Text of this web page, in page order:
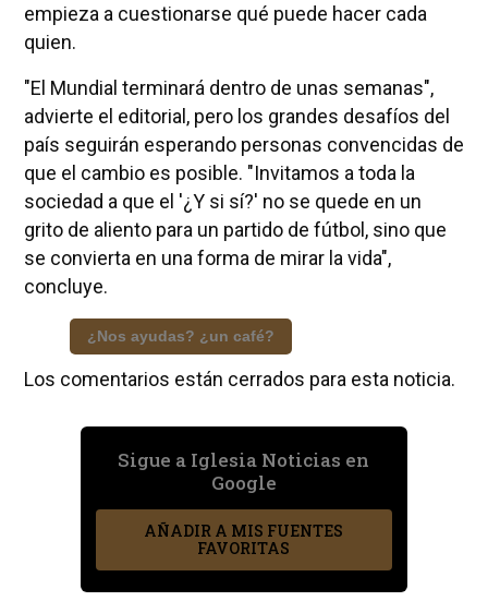
empieza a cuestionarse qué puede hacer cada
quien.
"El Mundial terminará dentro de unas semanas",
advierte el editorial, pero los grandes desafíos del
país seguirán esperando personas convencidas de
que el cambio es posible. "Invitamos a toda la
sociedad a que el '¿Y si sí?' no se quede en un
grito de aliento para un partido de fútbol, sino que
se convierta en una forma de mirar la vida",
concluye.
¿Nos ayudas? ¿un café?
Los comentarios están cerrados para esta noticia.
Sigue a Iglesia Noticias en
Google
AÑADIR A MIS FUENTES
FAVORITAS